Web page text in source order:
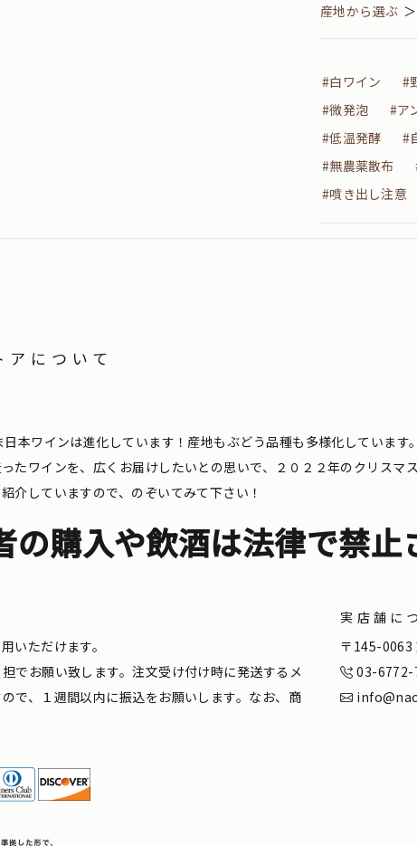
産地から選ぶ ＞
#白ワイン #
#微発泡
#ア
#低温発酵
#
#無農薬散布
#噴き出し注意
について
日本ワインは進化しています！産地もぶどう品種も多様化しています。
たワインを、広くお届けしたいとの思いで、２０２２年のクリスマ
介していますので、のぞいてみて下さい！
の購入や飲酒は法律で禁止
いただけます。
でお願い致します。注文受け付け時に発送するメ
で、１週間以内に振込をお願いします。なお、商
実店舗に
〒145-0063
03-6772-